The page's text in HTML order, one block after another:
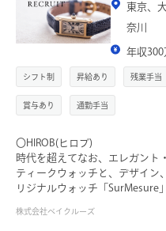
東京、
奈川
年収300
シフト制 昇給あり 残業手当
賞与あり 通勤手当
〇HIROB(ヒロブ)
時代を超えてなお、エレガント
ティークウォッチと、デザイン
リジナルウォッチ「SurMesure
少性の高い商品をクオリティの
株式会社ベイクルーズ